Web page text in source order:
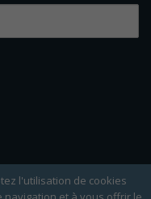
l'utilisation de cookies